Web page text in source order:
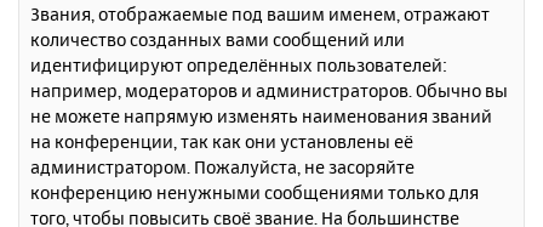
Звания, отображаемые под вашим именем, отражают
количество созданных вами сообщений или
идентифицируют определённых пользователей:
например, модераторов и администраторов. Обычно вы
не можете напрямую изменять наименования званий
на конференции, так как они установлены её
администратором. Пожалуйста, не засоряйте
конференцию ненужными сообщениями только для
того, чтобы повысить своё звание. На большинстве